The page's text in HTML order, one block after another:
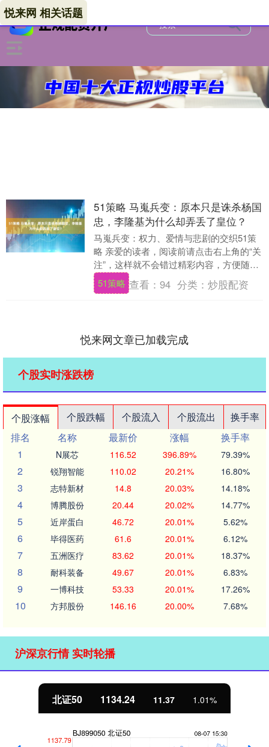
悦来网 相关话题
51策略 马嵬兵变：原本只是诛杀杨国
忠，李隆基为什么却弄丢了皇位？
马嵬兵变：权力、爱情与悲剧的交织51策
略 亲爱的读者，阅读前请点击右上角的“关
注”，这样就不会错过精彩内容，方便随时
查看。如果喜欢这篇文章，别忘了支持作
者。文中....
51策略 查看：94 分类：炒股配资
悦来网文章已加载完成
个股实时涨跌榜
个股涨幅 个股跌幅 个股流入 个股流出
换手率
排名
名称 最新价 涨幅
换手率
1
N展芯 116.52 396.89% 79.39%
2 锐翔智能 110.02 20.21% 16.80%
3 志特新材 14.8 20.03% 14.18%
4 博腾股份 20.44 20.02% 14.77%
5 近岸蛋白 46.72 20.01% 5.62%
6 毕得医药 61.6 20.01% 6.12%
7 五洲医疗 83.62 20.01% 18.37%
8 耐科装备 49.67 20.01% 6.83%
9 一博科技 53.33 20.01% 17.26%
10 方邦股份 146.16 20.00% 7.68%
沪深京行情 实时轮播
北证50 1134.24 11.37 1.01%